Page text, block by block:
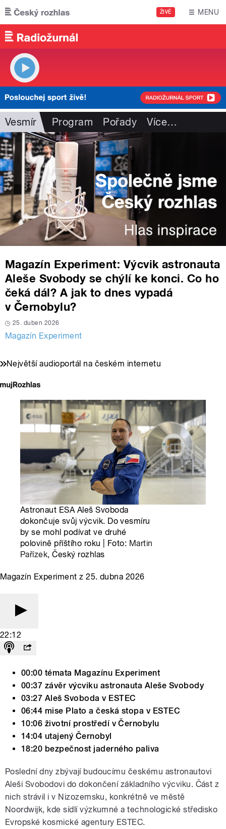
Přejít k hlavnímu obsahu
ŽIVĚ MENU
Vesmír Program Pořady Více…
Magazín Experiment: Výcvik astronauta
Aleše Svobody se chýlí ke konci. Co ho
čeká dál? A jak to dnes vypadá
v Černobylu?
25. duben 2026
Magazín Experiment
Největší audioportál na českém internetu
Astronaut ESA Aleš Svoboda
dokončuje svůj výcvik. Do vesmíru
by se mohl podívat ve druhé
polovině příštího roku | Foto: Martin
Pařízek, Český rozhlas
Magazín Experiment z 25. dubna 2026
22:12
00:00 témata Magazínu Experiment
00:37 závěr výcviku astronauta Aleše Svobody
03:27 Aleš Svoboda v ESTEC
06:44 mise Plato a česká stopa v ESTEC
10:06 životní prostředí v Černobylu
14:04 utajený Černobyl
18:20 bezpečnost jaderného paliva
Poslední dny zbývají budoucímu českému astronautovi
Aleši Svobodovi do dokončení základního výcviku. Část z
nich strávil i v Nizozemsku, konkrétně ve městě
Noordwijk, kde sídlí výzkumné a technologické středisko
Evropské kosmické agentury ESTEC.